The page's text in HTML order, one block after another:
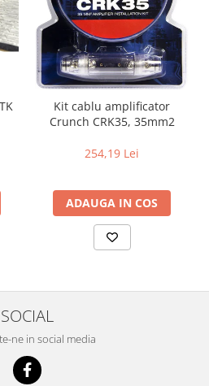
Kit cablu amplificator
Crunch CRK35, 35mm2
254,19 Lei
ADAUGA IN COS
SOCIAL
ne in social media